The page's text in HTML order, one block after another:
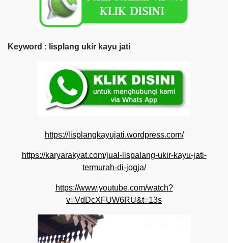
Keyword : lisplang ukir kayu jati
https://lisplangkayujati.wordpress.com/
https://karyarakyat.com/jual-lispalang-ukir-kayu-jati-
termurah-di-jogja/
https://www.youtube.com/watch?
v=VdDcXFUW6RU&t=13s